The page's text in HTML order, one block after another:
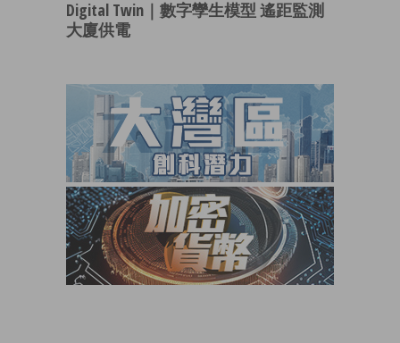
Digital Twin｜數字孿生模型 遙距監測
大廈供電